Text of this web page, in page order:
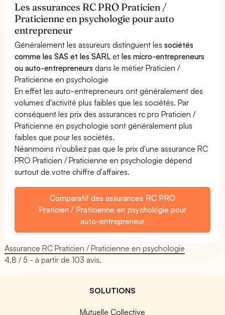
Les assurances RC PRO Praticien /
Praticienne en psychologie pour auto
entrepreneur
Généralement les assureurs distinguent lessociétés
comme les SAS et les SARL etles micro-entrepreneurs
ou auto-entrepreneurs dans le métier Praticien /
Praticienne en psychologie
En effet les auto-entrepreneurs ont généralement des
volumes d'activité plus faibles que les sociétés. Par
conséquent les prix des assurances rc pro Praticien /
Praticienne en psychologie sont généralement plus
faibles que pour les sociétés.
Néanmoins n'oubliez pas que le prix d'une assurance RC
PRO Praticien / Praticienne en psychologie dépend
surtout de votre chiffre d'affaires.
Comparatif des assurances RC PRO
Praticien / Praticienne en psychologie pour
auto-entrepreneur
Assurance RC Praticien / Praticienne en psychologie
4.8 / 5 - à partir de103 avis.
SOLUTIONS
Mutuelle Collective